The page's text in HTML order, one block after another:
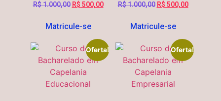
R$1.000,00 R$ 500,00
Matricule-se
R$1.000,00 R$ 500,00
Matricule-se
Oferta! Oferta!